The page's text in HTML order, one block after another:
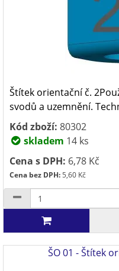
Štítek orientační č.
svodů a uzemnění.
Kód zboží: 80302
skladem 14 ks
Cena s DPH: 6,78 Kč
Cena bez DPH:5,60 Kč
ŠO 01 - Štítek